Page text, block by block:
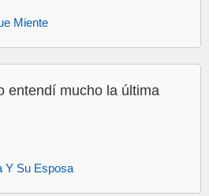
Miente
entendí mucho la última
Y Su Esposa